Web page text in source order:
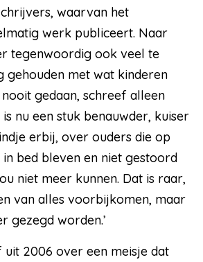
waarvan het
werk publiceert. Naar
tegenwoordig ook veel te
gehouden met wat kinderen
gedaan, schreef alleen
nu een stuk benauwder, kuiser
erbij, over ouders die op
bed bleven en niet gestoord
niet meer kunnen. Dat is raar,
van alles voorbijkomen, maar
gezegd worden.’
uit 2006 over een meisje dat